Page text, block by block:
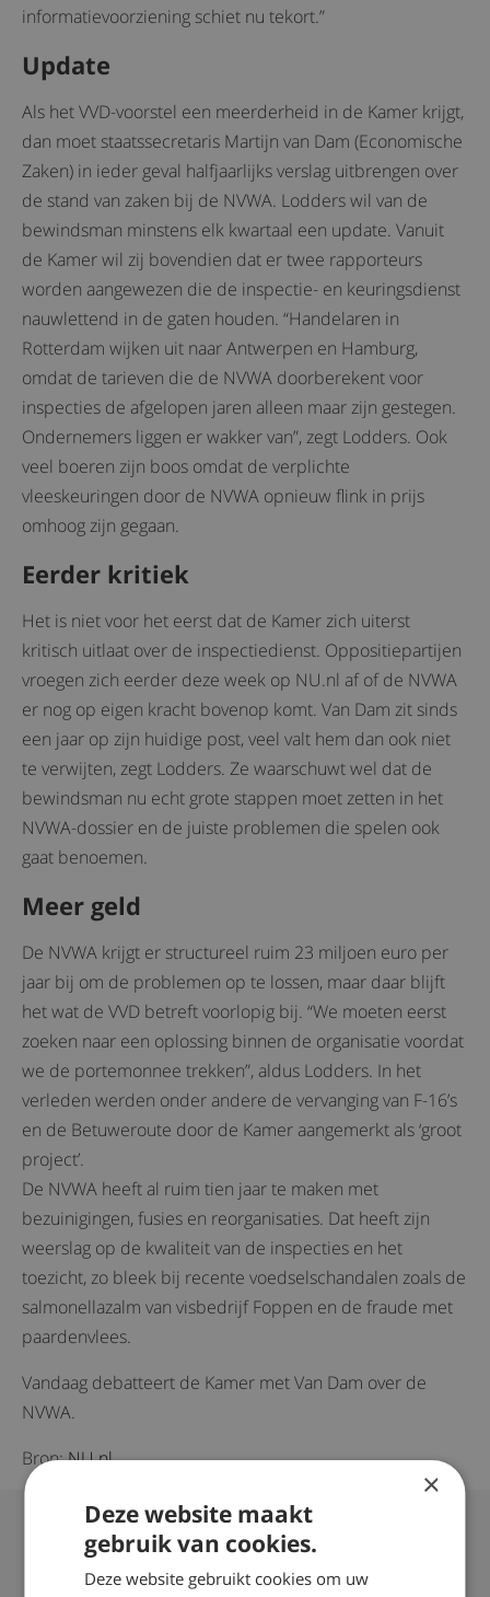
informatievoorziening schiet nu tekort.”
Update
Als het VVD-voorstel een meerderheid in de Kamer krijgt,
dan moet staatssecretaris Martijn van Dam (Economische
Zaken) in ieder geval halfjaarlijks verslag uitbrengen over
de stand van zaken bij de NVWA. Lodders wil van de
bewindsman minstens elk kwartaal een update. Vanuit
de Kamer wil zij bovendien dat er twee rapporteurs
worden aangewezen die de inspectie- en keuringsdienst
nauwlettend in de gaten houden. “Handelaren in
Rotterdam wijken uit naar Antwerpen en Hamburg,
omdat de tarieven die de NVWA doorberekent voor
inspecties de afgelopen jaren alleen maar zijn gestegen.
Ondernemers liggen er wakker van”, zegt Lodders. Ook
veel boeren zijn boos omdat de verplichte
vleeskeuringen door de NVWA opnieuw flink in prijs
omhoog zijn gegaan.
Eerder kritiek
Het is niet voor het eerst dat de Kamer zich uiterst
kritisch uitlaat over de inspectiedienst. Oppositiepartijen
vroegen zich eerder deze week op NU.nl af of de NVWA
er nog op eigen kracht bovenop komt. Van Dam zit sinds
een jaar op zijn huidige post, veel valt hem dan ook niet
te verwijten, zegt Lodders. Ze waarschuwt wel dat de
bewindsman nu echt grote stappen moet zetten in het
NVWA-dossier en de juiste problemen die spelen ook
gaat benoemen.
Meer geld
De NVWA krijgt er structureel ruim 23 miljoen euro per
jaar bij om de problemen op te lossen, maar daar blijft
het wat de VVD betreft voorlopig bij. “We moeten eerst
zoeken naar een oplossing binnen de organisatie voordat
we de portemonnee trekken”, aldus Lodders. In het
verleden werden onder andere de vervanging van F-16’s
en de Betuweroute door de Kamer aangemerkt als ‘groot
project’.
De NVWA heeft al ruim tien jaar te maken met
bezuinigingen, fusies en reorganisaties. Dat heeft zijn
weerslag op de kwaliteit van de inspecties en het
toezicht, zo bleek bij recente voedselschandalen zoals de
salmonellazalm van visbedrijf Foppen en de fraude met
paardenvlees.
Vandaag debatteert de Kamer met Van Dam over de
NVWA.
Bron:NU.nl
Vragen over whiplash klachten of
schadevergoeding?
×
Deze website maakt
gebruik van cookies.
Deze website gebruikt cookies om uw